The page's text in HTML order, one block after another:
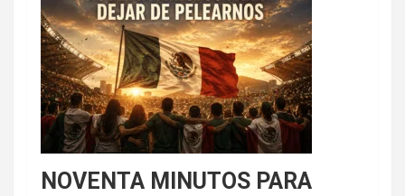
NOVENTA MINUTOS PARA